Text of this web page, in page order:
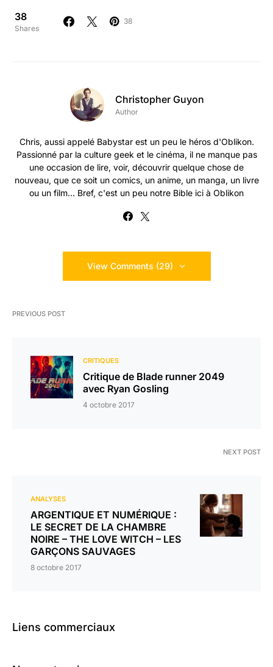
38
Shares
38
Christopher Guyon
Author
Chris, aussi appelé Babystar est un peu le héros d'Oblikon.
Passionné par la culture geek et le cinéma, il ne manque pas
une occasion de lire, voir, découvrir quelque chose de
nouveau, que ce soit un comics, un anime, un manga, un livre
ou un film... Bref, c'est un peu notre Bible ici à Oblikon
View Comments (29)
PREVIOUS POST
CRITIQUES
Critique de Blade runner 2049
avec Ryan Gosling
4 octobre 2017
NEXT POST
ANALYSES
ARGENTIQUE ET NUMÉRIQUE :
LE SECRET DE LA CHAMBRE
NOIRE – THE LOVE WITCH – LES
GARÇONS SAUVAGES
8 octobre 2017
Liens commerciaux